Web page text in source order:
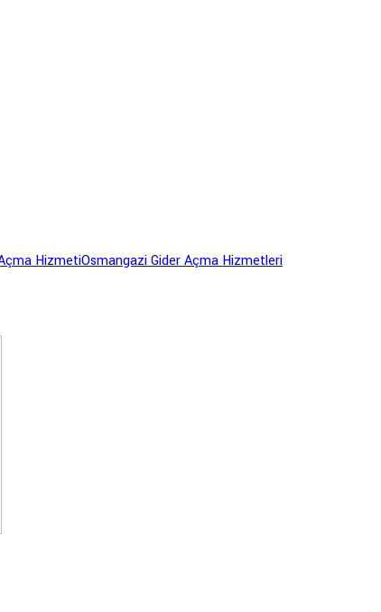
HizmetiOsmangazi Gider Açma Hizmetleri